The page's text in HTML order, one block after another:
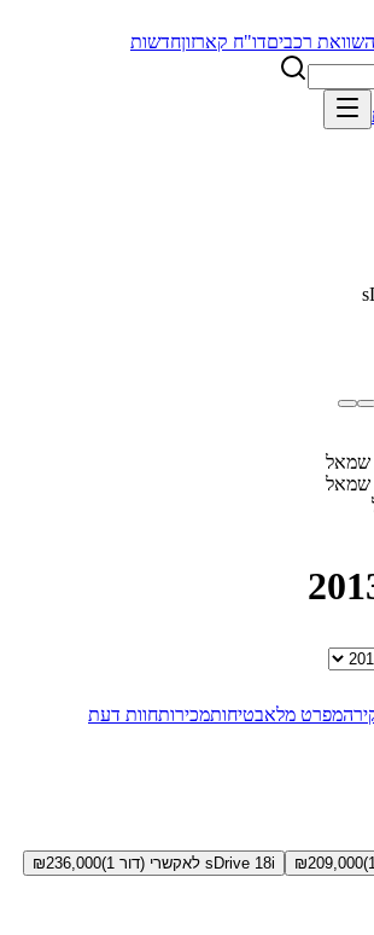
השוואת רכביםדו"ח קארזוןחדשות
מפרט מלאבטיחותמכירותחוות דעת
₪209,000 sDrive 18i לאקשרי (דור 1) ₪236,000